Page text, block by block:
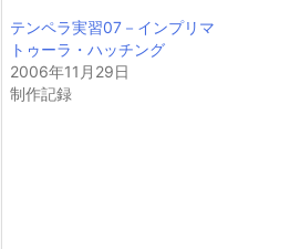
テンペラ実習07－インプリマ
トゥーラ・ハッチング
2006年11月29日
制作記録